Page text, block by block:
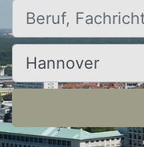
Beruf, Fachrichtung,
Ort, Stadt